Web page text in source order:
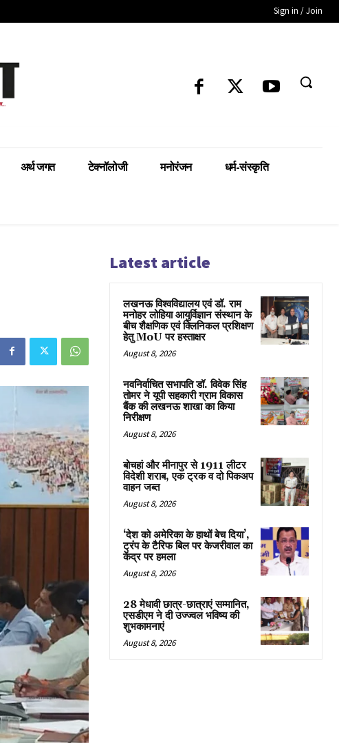
Sign in / Join
अर्थ जगत टेक्नॉलोजी मनोरंजन धर्म-संस्कृति
Latest article
लखनऊ विश्वविद्यालय एवं डॉ. राम
मनोहर लोहिया आयुर्विज्ञान संस्थान के
बीच शैक्षणिक एवं क्लिनिकल प्रशिक्षण
हेतु MoU पर हस्ताक्षर
August 8, 2026
नवनिर्वाचित सभापति डॉ. विवेक सिंह
तोमर ने यूपी सहकारी ग्राम विकास
बैंक की लखनऊ शाखा का किया
निरीक्षण
August 8, 2026
बोचहां और मीनापुर से 1911 लीटर
विदेशी शराब, एक ट्रक व दो पिकअप
वाहन जब्त
August 8, 2026
‘देश को अमेरिका के हाथों बेच दिया’,
ट्रंप के टैरिफ बिल पर केजरीवाल का
केंद्र पर हमला
August 8, 2026
28 मेधावी छात्र-छात्राएं सम्मानित,
एसडीएम ने दी उज्ज्वल भविष्य की
शुभकामनाएं
August 8, 2026